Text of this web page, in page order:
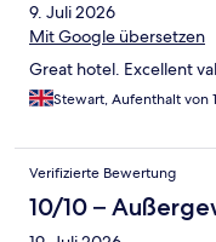
9. Juli 2026
Mit Google übersetzen
Great hotel. Excellent
Stewart, Aufenthalt von
Verifizierte Bewertung
10/10 –